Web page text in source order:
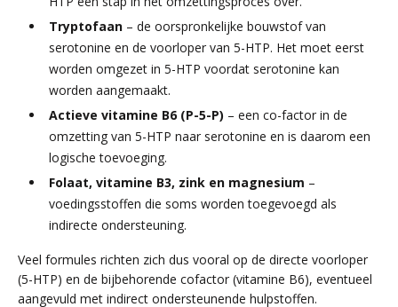
Tryptofaan– de oorspronkelijke bouwstof van
serotonine en de voorloper van 5-HTP. Het moet eerst
worden omgezet in 5-HTP voordat serotonine kan
worden aangemaakt.
Actieve vitamine B6 (P-5-P) – een co-factor in de
omzetting van 5-HTP naar serotonine en is daarom een
logische toevoeging.
Folaat, vitamine B3, zink en magnesium –
voedingsstoffen die soms worden toegevoegd als
indirecte ondersteuning.
Veel formules richten zich dus vooral op de directe voorloper
(5-HTP) en de bijbehorende cofactor (vitamine B6), eventueel
aangevuld met indirect ondersteunende hulpstoffen.